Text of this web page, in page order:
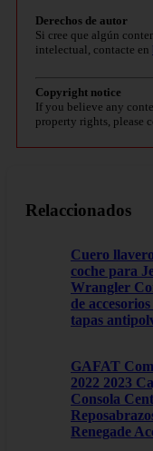
Derechos de autor
Si cree que algún
intelectual, contacte en
Copyright notice
If you believe any
property rights, please
Relaccionados
Cuero
coche para
Wrangler
de
tapas
GAFAT
2022 2023
Consola
Renegade